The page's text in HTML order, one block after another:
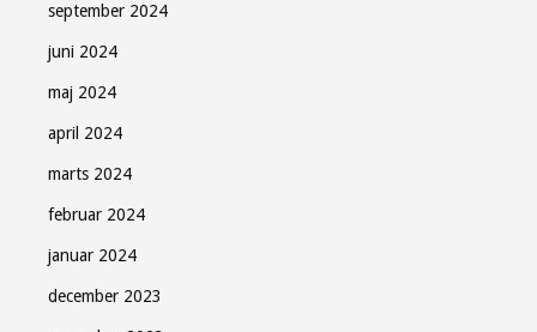
september 2024
juni 2024
maj 2024
april 2024
marts 2024
februar 2024
januar 2024
december 2023